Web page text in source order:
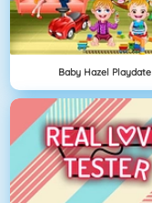
Baby Hazel Playdate